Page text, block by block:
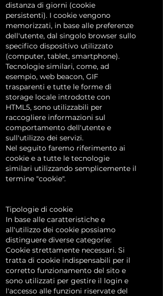
distanza di giorni (cookie
persistenti). I cookie vengono
memorizzati, in base alle preferenze
dell'utente, dal singolo browser sullo
specifico dispositivo utilizzato
(computer, tablet, smartphone).
Tecnologie similari, come, ad
esempio, web beacon, GIF
trasparenti e tutte le forme di
storage locale introdotte con
HTML5, sono utilizzabili per
raccogliere informazioni sul
comportamento dell'utente e
sull'utilizzo dei servizi.
Nel seguito faremo riferimento ai
cookie e a tutte le tecnologie
similari utilizzando semplicemente il
termine "cookie".
Tipologie di cookie
In base alle caratteristiche e
all'utilizzo dei cookie possiamo
distinguere diverse categorie:
Cookie strettamente necessari. Si
tratta di cookie indispensabili per il
corretto funzionamento del sito e
sono utilizzati per gestire il login e
l'accesso alle funzioni riservate del